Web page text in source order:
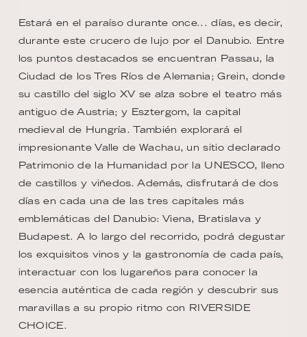
Estará en el paraíso durante once... días, es decir,
durante este crucero de lujo por el Danubio. Entre
los puntos destacados se encuentran Passau, la
Ciudad de los Tres Ríos de Alemania; Grein, donde
su castillo del siglo XV se alza sobre el teatro más
antiguo de Austria; y Esztergom, la capital
medieval de Hungría. También explorará el
impresionante Valle de Wachau, un sitio declarado
Patrimonio de la Humanidad por la UNESCO, lleno
de castillos y viñedos. Además, disfrutará de dos
días en cada una de las tres capitales más
emblemáticas del Danubio: Viena, Bratislava y
Budapest. A lo largo del recorrido, podrá degustar
los exquisitos vinos y la gastronomía de cada país,
interactuar con los lugareños para conocer la
esencia auténtica de cada región y descubrir sus
maravillas a su propio ritmo con RIVERSIDE
CHOICE.